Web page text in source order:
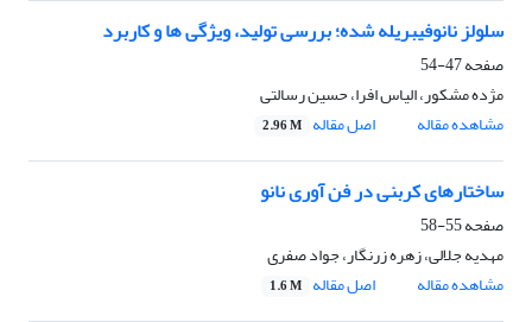
سلولز نانوفیبریله شده؛ بررسی تولید، ویژگی ها و کاربرد
صفحه47-54
مژده مشکور، الیاس افرا، حسین رسالتی
مشاهده مقاله
اصل مقاله 2.96 M
ساختارهای کربنی در فن آوری نانو
صفحه55-58
مهدیه جلالی، زهره زرنگار، جواد صفری
مشاهده مقاله
اصل مقاله 1.6 M